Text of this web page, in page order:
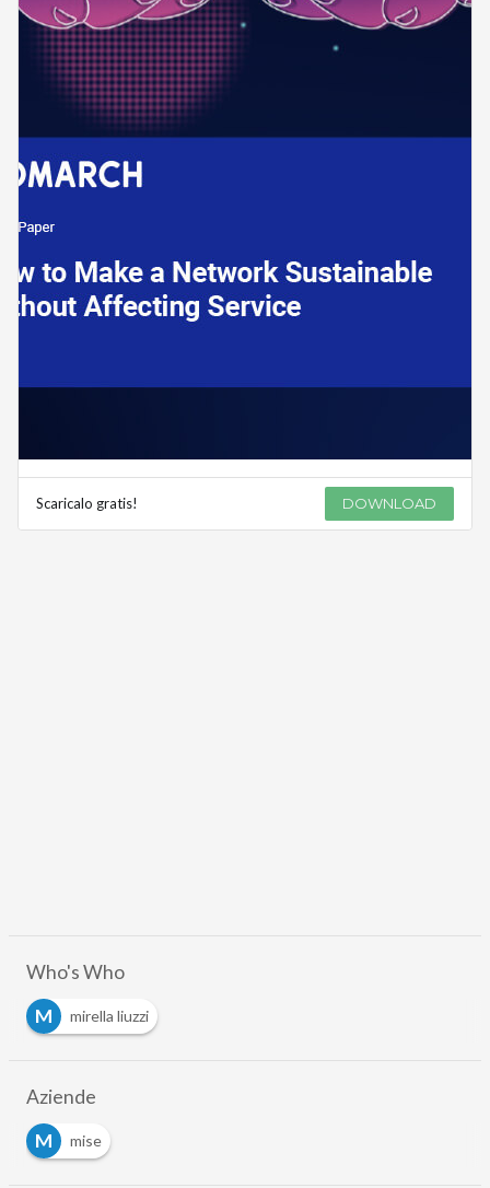
Scaricalo gratis! DOWNLOAD
Who's Who
M
mirella liuzzi
Aziende
M
mise